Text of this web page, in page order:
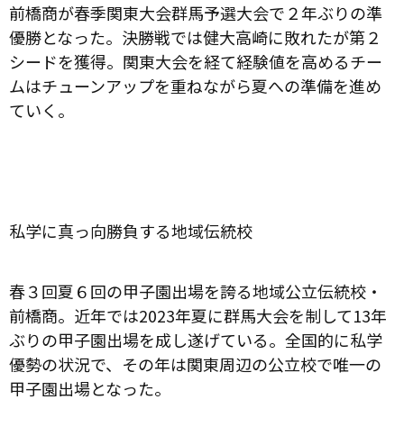
前橋商が春季関東大会群馬予選大会で２年ぶりの準
優勝となった。決勝戦では健大高崎に敗れたが第２
シードを獲得。関東大会を経て経験値を高めるチー
ムはチューンアップを重ねながら夏への準備を進め
ていく。
私学に真っ向勝負する地域伝統校
春３回夏６回の甲子園出場を誇る地域公立伝統校・
前橋商。近年では2023年夏に群馬大会を制して13年
ぶりの甲子園出場を成し遂げている。全国的に私学
優勢の状況で、その年は関東周辺の公立校で唯一の
甲子園出場となった。